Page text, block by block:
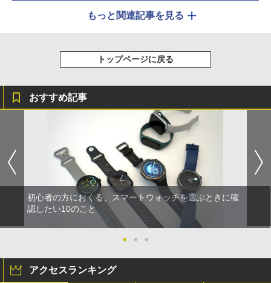
もっと関連記事を見る
トップページに戻る
おすすめ記事
初心者の方におくる、スマートウォッチを選ぶときに確
認したい10のこと
● ● ●
アクセスランキング